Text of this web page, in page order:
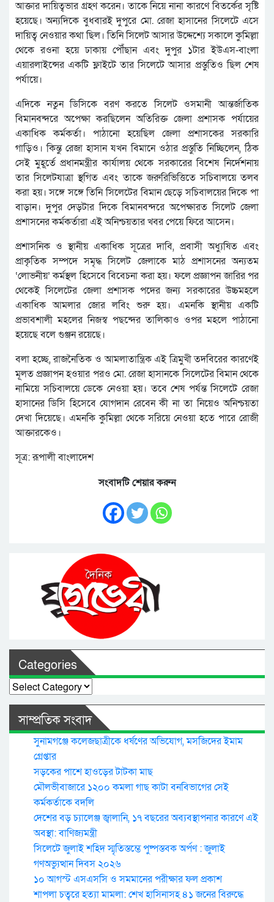
আক্তার দায়িত্বভার গ্রহণ করেন। তাকে নিয়ে নানা কারণে বিতর্কের সৃষ্টি
হয়েছে। অন্যদিকে বুধবারই দুপুরে মো. রেজা হাসানের সিলেটে এসে
দায়িত্ব নেওয়ার কথা ছিল। তিনি সিলেট আসার উদ্দেশ্যে সকালে কুমিল্লা
থেকে রওনা হয়ে ঢাকায় পৌঁছান এবং দুপুর ১টার ইউএস-বাংলা
এয়ারলাইন্সের একটি ফ্লাইটে তার সিলেটে আসার প্রস্তুতিও ছিল শেষ
পর্যায়ে।
এদিকে নতুন ডিসিকে বরণ করতে সিলেট ওসমানী আন্তর্জাতিক
বিমানবন্দরে অপেক্ষা করছিলেন অতিরিক্ত জেলা প্রশাসক পর্যায়ের
একাধিক কর্মকর্তা। পাঠানো হয়েছিল জেলা প্রশাসকের সরকারি
গাড়িও। কিন্তু রেজা হাসান যখন বিমানে ওঠার প্রস্তুতি নিচ্ছিলেন, ঠিক
সেই মুহূর্তে প্রধানমন্ত্রীর কার্যালয় থেকে সরকারের বিশেষ নির্দেশনায়
তার সিলেটযাত্রা স্থগিত এবং তাকে জরুরিভিত্তিতে সচিবালয়ে তলব
করা হয়। সঙ্গে সঙ্গে তিনি সিলেটের বিমান ছেড়ে সচিবালয়ের দিকে পা
বাড়ান। দুপুর দেড়টার দিকে বিমানবন্দরে অপেক্ষারত সিলেট জেলা
প্রশাসনের কর্মকর্তারা এই অনিশ্চয়তার খবর পেয়ে ফিরে আসেন।
প্রশাসনিক ও স্থানীয় একাধিক সূত্রের দাবি, প্রবাসী অধ্যুষিত এবং
প্রাকৃতিক সম্পদে সমৃদ্ধ সিলেট জেলাকে মাঠ প্রশাসনের অন্যতম
‘লোভনীয়’ কর্মস্থল হিসেবে বিবেচনা করা হয়। ফলে প্রজ্ঞাপন জারির পর
থেকেই সিলেটের জেলা প্রশাসক পদের জন্য সরকারের উচ্চমহলে
একাধিক আমলার জোর লবিং শুরু হয়। এমনকি স্থানীয় একটি
প্রভাবশালী মহলের নিজস্ব পছন্দের তালিকাও ওপর মহলে পাঠানো
হয়েছে বলে গুঞ্জন রয়েছে।
বলা হচ্ছে, রাজনৈতিক ও আমলাতান্ত্রিক এই ত্রিমুখী তদবিরের কারণেই
মূলত প্রজ্ঞাপন হওয়ার পরও মো. রেজা হাসানকে সিলেটের বিমান থেকে
নামিয়ে সচিবালয়ে ডেকে নেওয়া হয়। তবে শেষ পর্যন্ত সিলেটে রেজা
হাসানের ডিসি হিসেবে যোগদান রেবেন কী না তা নিয়েও অনিশ্চয়তা
দেখা দিয়েছে। এমনকি কুমিল্লা থেকে সরিয়ে নেওয়া হতে পারে রোজী
আক্তারকেও।
সূত্র: রূপালী বাংলাদেশ
সংবাদটি শেয়ার করুন
Categories
Categories
সাম্প্রতিক সংবাদ
সুনামগঞ্জে কলেজছাত্রীকে ধর্ষণের অভিযোগ, মসজিদের ইমাম
গ্রেপ্তার
সড়কের পাশে হাওড়ের টাটকা মাছ
মৌলভীবাজারে ১২০০ কমলা গাছ কাটা বনবিভাগের সেই
কর্মকর্তাকে বদলি
দেশের বড় চ্যালেঞ্জ জ্বালানি, ১৭ বছরের অব্যবস্থাপনার কারণে এই
অবস্থা: বাণিজ্যমন্ত্রী
সিলেটে জুলাই শহিদ স্মৃতিস্তম্ভে পুষ্পস্তবক অর্পণ : জুলাই
গণঅভ্যুত্থান দিবস ২০২৬
১০ আগস্ট এসএসসি ও সমমানের পরীক্ষার ফল প্রকাশ
শাপলা চত্বরে হত্যা মামলা: শেখ হাসিনাসহ ৪১ জনের বিরুদ্ধে